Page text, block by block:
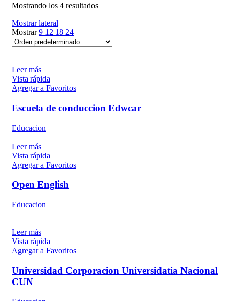
Mostrando los 4 resultados
Mostrar lateral
Mostrar9 12 18 24
Leer más
Vista rápida
Agregar a Favoritos
Escuela de conduccion Edwcar
Educacion
Leer más
Vista rápida
Agregar a Favoritos
Open English
Educacion
Leer más
Vista rápida
Agregar a Favoritos
Universidad Corporacion Universidatia Nacional
CUN